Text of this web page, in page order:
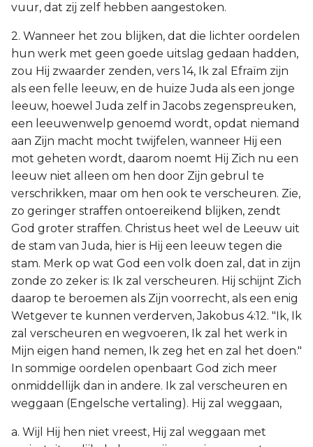
vuur, dat zij zelf hebben aangestoken.
2. Wanneer het zou blijken, dat die lichter oordelen
hun werk met geen goede uitslag gedaan hadden,
zou Hij zwaarder zenden, vers 14, Ik zal Efraïm zijn
als een felle leeuw, en de huize Juda als een jonge
leeuw, hoewel Juda zelf in Jacobs zegenspreuken,
een leeuwenwelp genoemd wordt, opdat niemand
aan Zijn macht mocht twijfelen, wanneer Hij een
mot geheten wordt, daarom noemt Hij Zich nu een
leeuw niet alleen om hen door Zijn gebrul te
verschrikken, maar om hen ook te verscheuren. Zie,
zo geringer straffen ontoereikend blijken, zendt
God groter straffen. Christus heet wel de Leeuw uit
de stam van Juda, hier is Hij een leeuw tegen die
stam. Merk op wat God een volk doen zal, dat in zijn
zonde zo zeker is: Ik zal verscheuren. Hij schijnt Zich
daarop te beroemen als Zijn voorrecht, als een enig
Wetgever te kunnen verderven, Jakobus 4:12. "Ik, Ik
zal verscheuren en wegvoeren, Ik zal het werk in
Mijn eigen hand nemen, Ik zeg het en zal het doen."
In sommige oordelen openbaart God zich meer
onmiddellijk dan in andere. Ik zal verscheuren en
weggaan (Engelsche vertaling). Hij zal weggaan,
a. Wijl Hij hen niet vreest, Hij zal weggaan met